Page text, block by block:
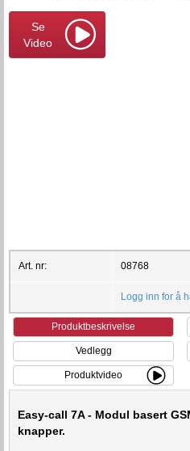
Se
Video
Art. nr: 08768
Logg inn for å
Produktbeskrivelse
Vedlegg
Produktvideo
Easy-call 7A - Modul basert
knapper.